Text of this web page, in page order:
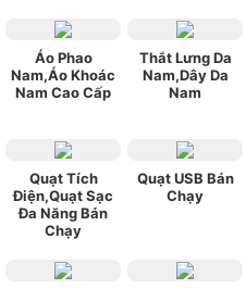
Áo Phao
Nam,Áo Khoác
Nam Cao Cấp
Thắt Lưng Da
Nam,Dây Da
Nam
Quạt Tích
Điện,Quạt Sạc
Đa Năng Bán
Chạy
Quạt USB Bán
Chạy